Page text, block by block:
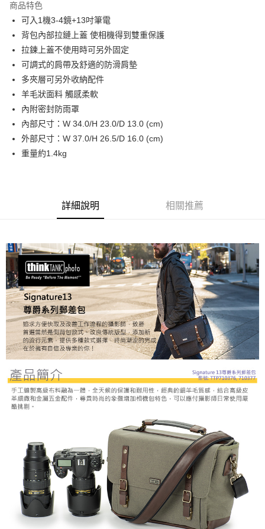
合作金庫商業銀行
華南商業銀行
上海商業儲蓄銀行
台北富邦商業銀行
國泰世華商業銀行
臺灣中小企業銀行
匯豐（台灣）商業銀行
聯邦商業銀行
元大商業銀行
玉山商業銀行
台新國際商業銀行
中國信託商業銀行
台灣樂天信用卡公司
6 期 0 利率 每期
華南商業銀行
彰化商業銀行
上海商業儲蓄銀行
國泰世華商業銀行
臺灣中小企業銀行
匯豐（台灣）商業銀行
聯邦商業銀行
元大商業銀行
玉山商業銀行
星展（台灣）商業銀行
台新國際商業銀行
中國信託商業銀行
台灣樂天信用卡公司
12 期 0 利率 每期 NT$733
合作金庫商業銀行
上海商業儲蓄銀行
國泰世華商業銀行
臺灣中小企業銀行
匯豐（台灣）商業銀行
聯邦商業銀行
遠東國際商業銀行
元大商業銀行
玉山商業銀行
星展（台灣）商業銀行
台新國際商業銀行
LINE Pay
Apple Pay
街口支付
悠遊付
Google Pay
全支付
AFTEE先享後付
便利好安心！
１．簡單：不需註冊會員、不需綁卡、不需儲值。
２．便利：只要手機號碼，簡訊認證，即可結帳。
３．安心：先確認商品／服務後，再付款。
【「AFTEE先享後付」結帳流程】
１．於結帳方式選擇「AFTEE先享後付」後，將跳轉至「AFTEE先享後付」
結帳頁面，進行簡訊認證並確認金額後，即可完成結帳。
２．訂單成立數日內，您將收到繳費通知簡訊。
３．收到繳費通知簡訊後14天內，點擊此簡訊中的連結，可透過四大超商／
ATM／網路銀行／等多元方式進行付款，方視為交易完成。
※ 請注意：結帳手續完成當下不需立刻繳費，但若您需要取消訂單，請聯絡
購買商品的店家。未經商家同意取消之訂單仍視為有效，需透過AFTEE先享
後付繳納相關費用。
※ 交易是否成功請以「AFTEE先享後付 」之結帳頁面顯示為準，若有關於
是否繳費成功／繳費後需取消欲退款等相關疑問，請聯繫「AFTEE先享後付
https://netprotections.freshdesk.com/support/home
【注意事項】
１．透過由恩沛科技股份有限公司提供之「AFTEE先享後付」服務完成之交
易，需依本服務之必要範圍內提供個人資料，並將交易相關給付款項請求債
權轉讓予恩沛科技股份有限公司。
２．關於個人資料處理事宜，請瀏覽以下網址：
https://aftee.tw/terms/#terms3
３．未成年的使用者請事先徵得法定代理人或監護人之同意方可使用
「AFTEE先享後付」，若未經同意申辦者引起之損失，本公司不負相關責
運送方式
宅配
每筆NT$75，滿NT$399(含以上)免運費
付款後門市自取
免運費
商品特色
可入1機3-4鏡+13吋筆電
背包內部拉鏈上蓋 使相機得到雙重保護
拉鍊上蓋不使用時可另外固定
可調式的肩帶及舒適的防滑肩墊
多夾層可另外收納配件
羊毛狀面料 觸感柔軟
內附密封防雨罩
內部尺寸：W 34.0/H 23.0/D 13.0 (cm)
外部尺寸：W 37.0/H 26.5/D 16.0 (cm)
重量約1.4kg
詳細說明 相關推薦